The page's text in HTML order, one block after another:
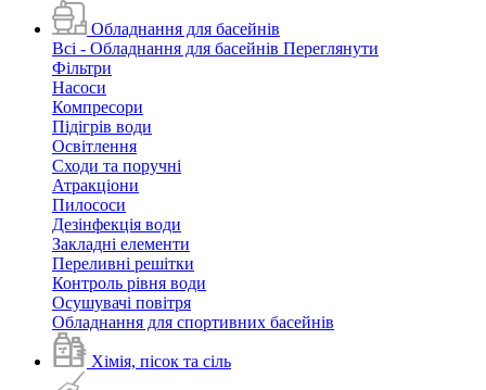
Обладнання для басейнів
Всі - Обладнання для басейнів Переглянути
Фільтри
Насоси
Компресори
Підігрів води
Освітлення
Сходи та поручні
Атракціони
Пилососи
Дезінфекція води
Закладні елементи
Переливні решітки
Контроль рівня води
Осушувачі повітря
Обладнання для спортивних басейнів
Хімія, пісок та сіль